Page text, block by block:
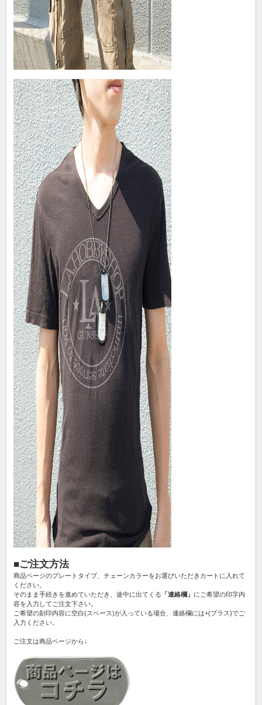
■ご注文方法
商品ページのプレートタイプ、チェーンカラーをお選びいただきカートに入れて
ください。
そのまま手続きを進めていただき、途中に出てくる 「連絡欄」 にご希望の印字内
容を入力してご注文下さい。
ご希望の刻印内容に空白(スペース)が入っている場合、連絡欄には+(プラス)でご
入力ください。
ご注文は商品ページから↓